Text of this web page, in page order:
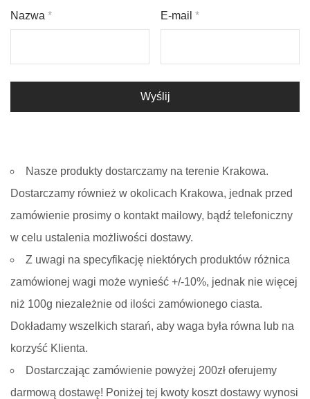
Nazwa * E-mail*
Nasze produkty dostarczamy na terenie Krakowa.
Dostarczamy również w okolicach Krakowa, jednak przed
zamówienie prosimy o kontakt mailowy, bądź telefoniczny
w celu ustalenia możliwości dostawy.
Z uwagi na specyfikację niektórych produktów różnica
zamówionej wagi może wynieść +/-10%, jednak nie więcej
niż 100g niezależnie od ilości zamówionego ciasta.
Dokładamy wszelkich starań, aby waga była równa lub na
korzyść Klienta.
Dostarczając zamówienie powyżej 200zł oferujemy
darmową dostawę! Poniżej tej kwoty koszt dostawy wynosi